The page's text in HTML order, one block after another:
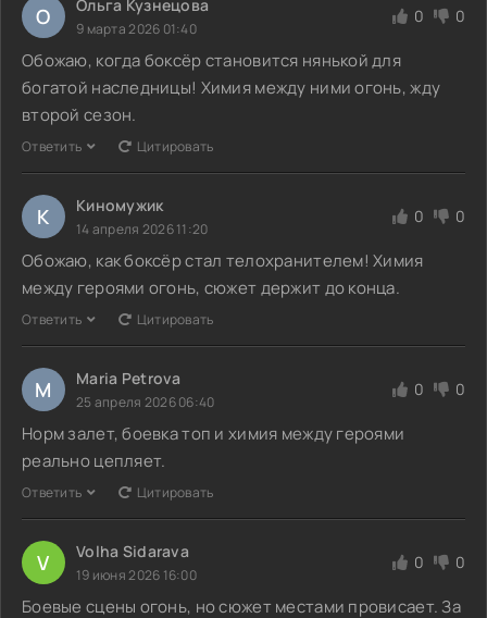
О Ольга Кузнецова
9 марта 2026 01:40
0 0
Обожаю, когда боксёр становится нянькой для
богатой наследницы! Химия между ними огонь, жду
второй сезон.
Ответить Цитировать
К Киномужик
14 апреля 2026 11:20
0 0
Обожаю, как боксёр стал телохранителем! Химия
между героями огонь, сюжет держит до конца.
Ответить Цитировать
M Maria Petrova
25 апреля 2026 06:40
0 0
Норм залет, боевка топ и химия между героями
реально цепляет.
Ответить Цитировать
V Volha Sidarava
19 июня 2026 16:00
0 0
Боевые сцены огонь, но сюжет местами провисает. За